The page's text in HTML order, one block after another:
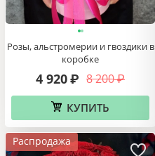
Розы, альстромерии и гвоздики в
коробке
8 200 ₽
4 920₽
КУПИТЬ
Распродажа